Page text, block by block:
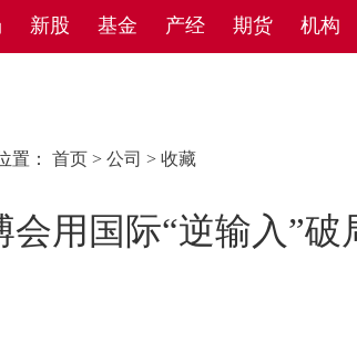
新股 基金 产经 期货 机构
置： 首页 > 公司 > 收藏
会用国际“逆输入”破